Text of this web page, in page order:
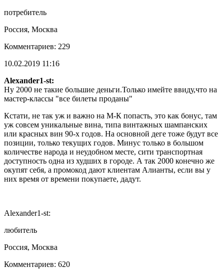
потребитель
Россия, Москва
Комментариев: 229
10.02.2019 11:16
Alexander1-st:
Ну 2000 не такие большие деньги.Только имейте ввиду,что на
мастер-классы "все билеты проданы"
Кстати, не так уж и важно на М-К попасть, это как бонус, там
уж совсем уникальные вина, типа винтажных шампанских
или красных вин 90-х годов. На основной деге тоже будут все
позиции, только текущих годов. Минус только в большом
количестве народа и неудобном месте, сити транспортная
доступность одна из худших в городе. А так 2000 конечно же
окупят себя, а промокод дают клиентам Алианты, если вы у
них время от времени покупаете, дадут.
Alexander1-st:
любитель
Россия, Москва
Комментариев: 620